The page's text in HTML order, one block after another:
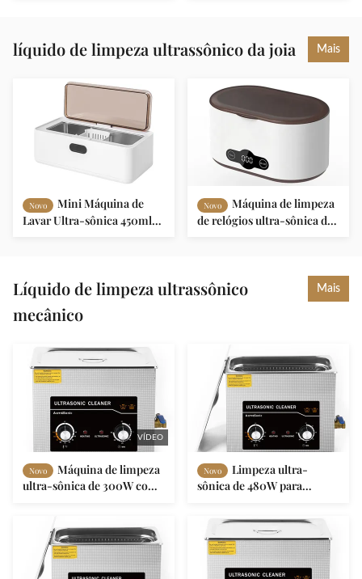
líquido de limpeza ultrassônico da joia Mais
Novo
Mini Máquina de
Lavar Ultra-sônica 450ml
Novo
Máquina de limpeza
de relógios ultra-sônica de
Líquido de limpeza ultrassônico
mecânico
Mais
VÍDEO
Novo
Máquina de limpeza
ultra-sônica de 300W com
Novo
Limpeza ultra-
sônica de 480W para
calor